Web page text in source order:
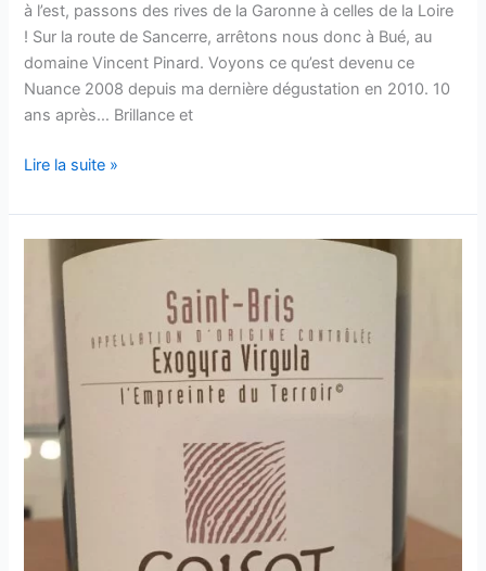
à l’est, passons des rives de la Garonne à celles de la Loire
! Sur la route de Sancerre, arrêtons nous donc à Bué, au
domaine Vincent Pinard. Voyons ce qu’est devenu ce
Nuance 2008 depuis ma dernière dégustation en 2010. 10
ans après… Brillance et
Sancerre
Nuance
–
Domaine
Vincent
Pinard
Lire la suite »